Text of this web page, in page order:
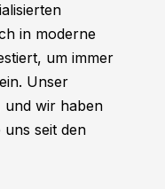
in moderne
um immer
Unser
und wir haben
uns seit den